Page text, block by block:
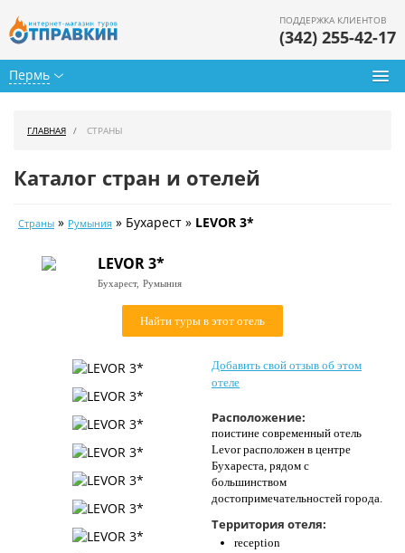
Пермь
ПОДДЕРЖКА КЛИЕНТОВ
(342) 255-42-17
Календарь туров
Цены дня
Контакты
ГЛАВНАЯ СТРАНЫ
Каталог стран и отелей
Страны » Румыния » Бухарест » LEVOR 3*
LEVOR 3*
Бухарест, Румыния
Найти туры в этот отель
Добавить свой отзыв об этом
отеле
Расположение:
поистине современный отель
Levor расположен в центре
Бухареста, рядом с
большинством
достопримечательностей города.
Территория отеля:
reception